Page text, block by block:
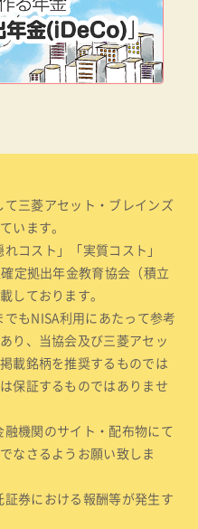
て三菱アセット・ブレインズ
います。
コスト」「実質コスト」
定拠出年金教育協会（積立
しております。
もNISA利用にあたって参考
り、当協会及び三菱アセッ
載銘柄を推奨するものでは
保証するものではありませ
融機関のサイト・配布物にて
なさるようお願い致しま
証券における報酬等が発生す